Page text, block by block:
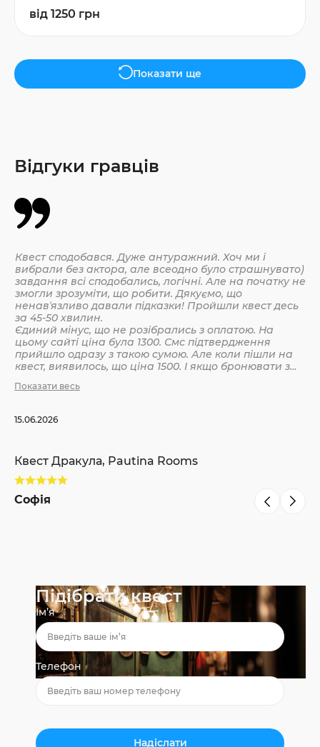
від 1250 грн
Показати ще
Відгуки гравців
Квест сподобався. Дуже антуражний. Хоч ми і
вибрали без актора, але всеодно було страшнувато)
завдання всі сподобались, логічні. Але на початку не
змогли зрозуміти, що робити. Дякуємо, що
ненавʼязливо давали підказки! Пройшли квест десь
за 45-50 хвилин.
Єдиний мінус, що не розібрались з оплатою. На
цьому сайті ціна була 1300. Смс підтвердження
прийшло одразу з такою сумою. Але коли пішли на
квест, виявилось, що ціна 1500. І якщо бронювати з
невелика, але всеодно уточнюйте при бронюванні
Показати весь
15.06.2026
Квест Дракула, Pautina Rooms
Софія
Підібрати квест
Ім’я
Телефон